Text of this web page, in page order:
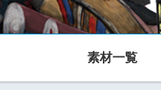
素材一覧